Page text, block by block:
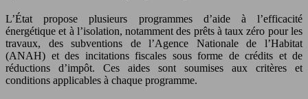
L’État propose plusieurs programmes d’aide à l’efficacité
énergétique et à l’isolation, notamment des prêts à taux zéro pour les
travaux, des subventions de l’Agence Nationale de l’Habitat
(ANAH) et des incitations fiscales sous forme de crédits et de
réductions d’impôt. Ces aides sont soumises aux critères et
conditions applicables à chaque programme.